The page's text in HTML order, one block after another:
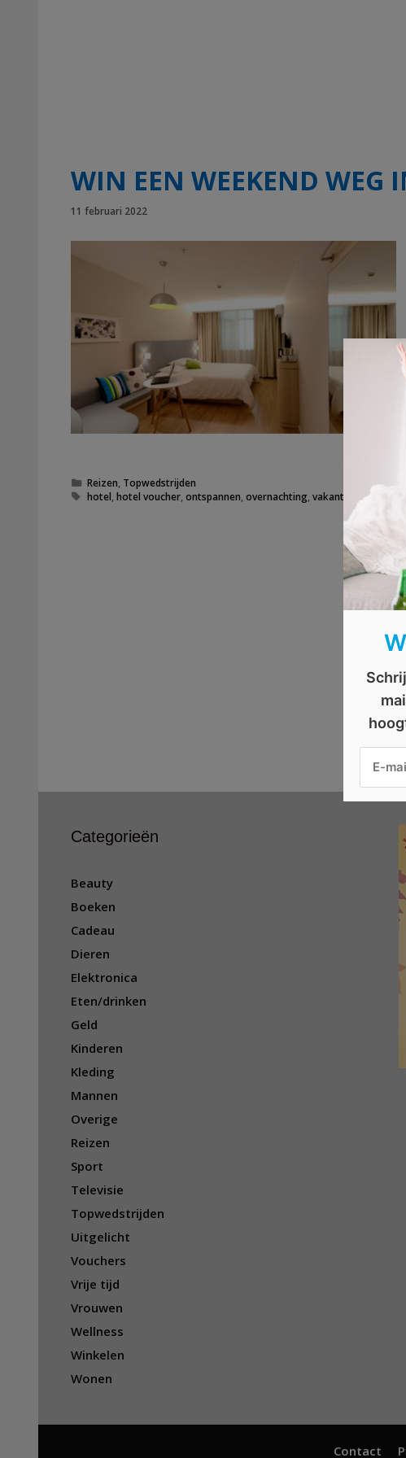
WIN EEN WEEKEND WEG
11 februari 2022
Categorieën
Reizen, Topwedstrijden
Tags
hotel,hotel voucher,ontspannen,overnachting,vakantie valentijn
Categorieën
Beauty
Boeken
Cadeau
Dieren
Elektronica
Eten/drinken
Geld
Kinderen
Kleding
Mannen
Overige
Reizen
Sport
Televisie
Topwedstrijden
Uitgelicht
Vouchers
Vrije tijd
Vrouwen
Wellness
Winkelen
Wonen
Contact